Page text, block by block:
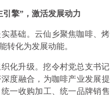
擎”，激活发展动力
基础。云仙乡聚焦咖啡、
转化为发展动能。
化升级。挖令村党总支书
度融合，为咖啡产业发展
一收购加工、统一品牌销